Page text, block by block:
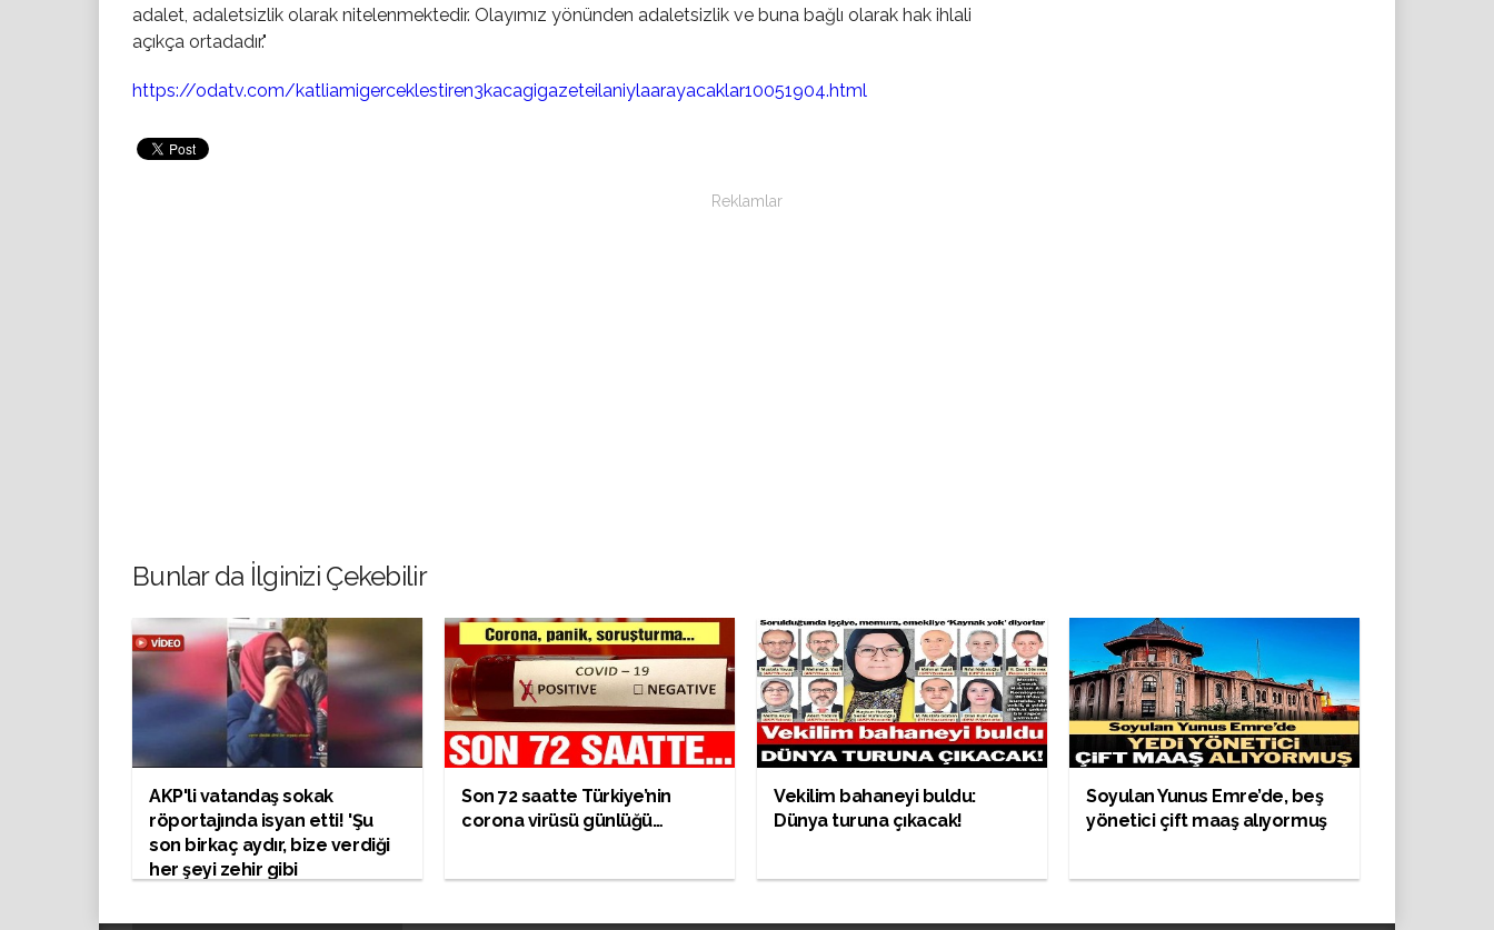
adalet, adaletsizlik olarak nitelenmektedir. Olayımız yönünden adaletsizlik ve buna bağlı olarak hak ihlali
açıkça ortadadır."
https://odatv.com/katliamigerceklestiren3kacagigazeteilaniylaarayacaklar10051904.html
Reklamlar
Bunlar da İlginizi Çekebilir
AKP'li vatandaş sokak
röportajında isyan etti! 'Şu
son birkaç aydır, bize verdiği
her şeyi zehir gibi
Açız açıkçası. Tok açın
Son 72 saatte Türkiye’nin
corona virüsü günlüğü…
Vekilim bahaneyi buldu:
Dünya turuna çıkacak!
Soyulan Yunus Emre’de, beş
yönetici çift maaş alıyormuş